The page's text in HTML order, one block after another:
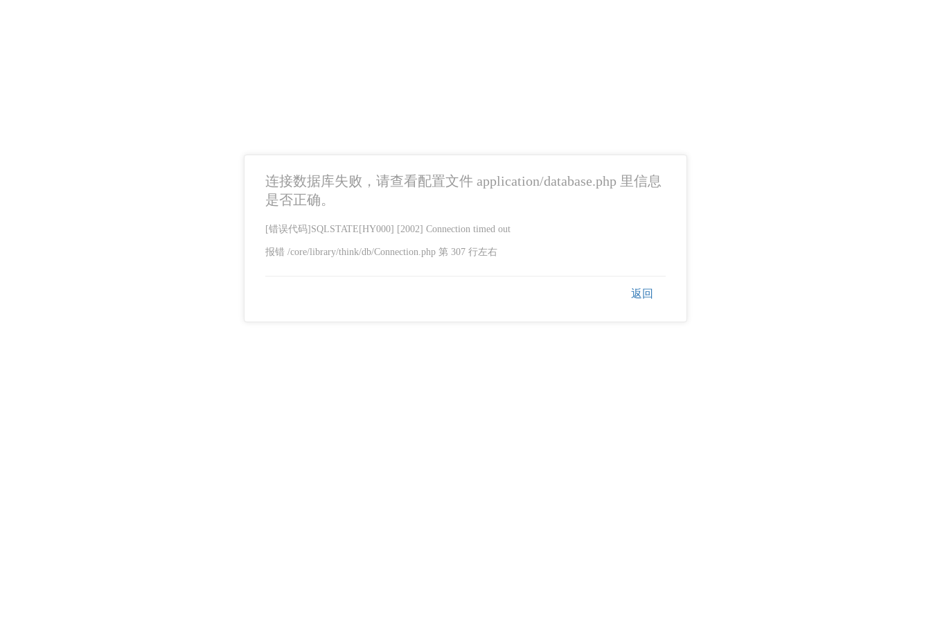
连接数据库失败，请查看配置文件 application/database.php 里信息
是否正确。
[错误代码]SQLSTATE[HY000] [2002] Connection timed out
报错 /core/library/think/db/Connection.php 第 307 行左右
返回